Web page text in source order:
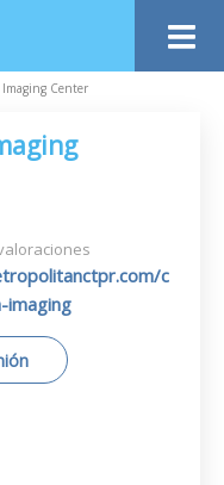
Center
c
imaging